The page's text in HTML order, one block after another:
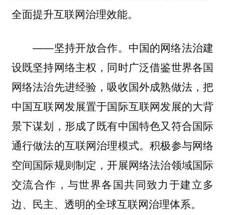
全面提升互联网治理效能。
——坚持开放合作。中国的网络法治建
设既坚持网络主权，同时广泛借鉴世界各国
网络法治先进经验，吸收国外成熟做法，把
中国互联网发展置于国际互联网发展的大背
景下谋划，形成了既有中国特色又符合国际
通行做法的互联网治理模式。积极参与网络
空间国际规则制定，开展网络法治领域国际
交流合作，与世界各国共同致力于建立多
边、民主、透明的全球互联网治理体系。